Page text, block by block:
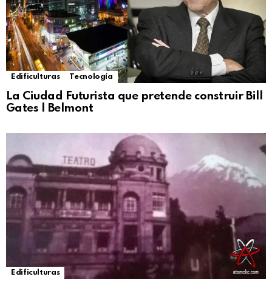
Edificulturas Tecnología
La Ciudad Futurista que pretende construir Bill
Gates | Belmont
Edificulturas